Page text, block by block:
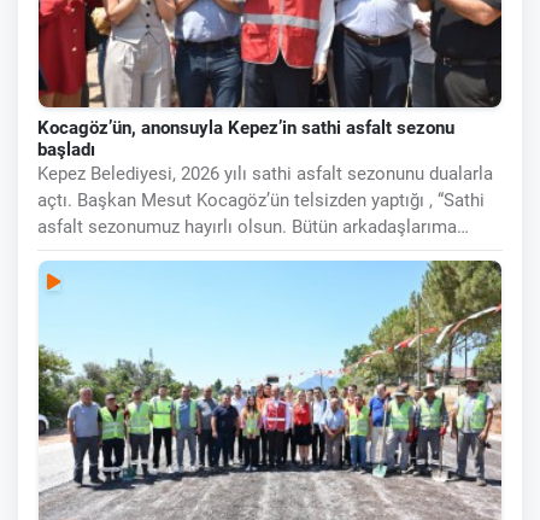
Kocagöz’ün, anonsuyla Kepez’in sathi asfalt sezonu
başladı
Kepez Belediyesi, 2026 yılı sathi asfalt sezonunu dualarla
açtı. Başkan Mesut Kocagöz’ün telsizden yaptığı , “Sathi
asfalt sezonumuz hayırlı olsun. Bütün arkadaşlarıma
selamlar.